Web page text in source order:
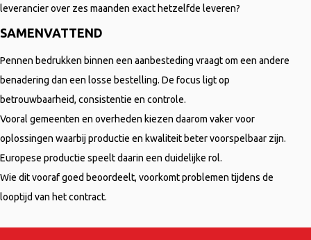
leverancier over zes maanden exact hetzelfde leveren?
SAMENVATTEND
Pennen bedrukken binnen een aanbesteding vraagt om een andere
benadering dan een losse bestelling. De focus ligt op
betrouwbaarheid, consistentie en controle.
Vooral gemeenten en overheden kiezen daarom vaker voor
oplossingen waarbij productie en kwaliteit beter voorspelbaar zijn.
Europese productie speelt daarin een duidelijke rol.
Wie dit vooraf goed beoordeelt, voorkomt problemen tijdens de
looptijd van het contract.